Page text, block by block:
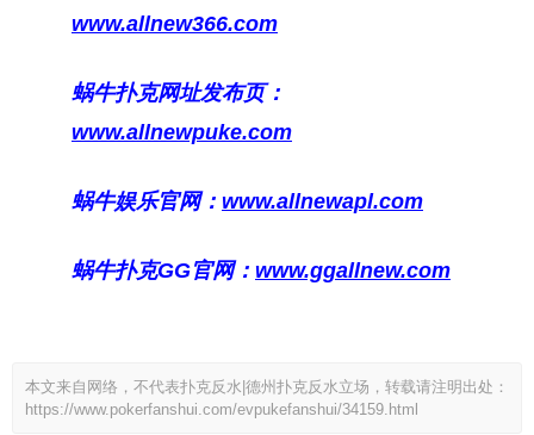
www.allnew366.com
蜗牛扑克网址发布页：
www.allnewpuke.com
蜗牛娱乐官网： www.allnewapl.com
蜗牛扑克GG官网： www.ggallnew.com
本文来自网络，不代表扑克反水|德州扑克反水立场，转载请注明出处：
https://www.pokerfanshui.com/evpukefanshui/34159.html